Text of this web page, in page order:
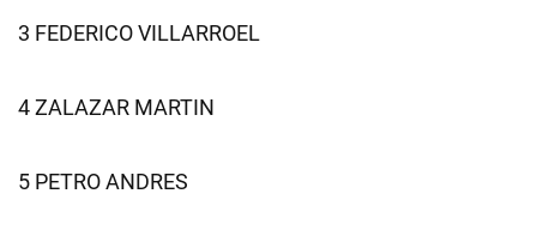
3 FEDERICO VILLARROEL
4 ZALAZAR MARTIN
5 PETRO ANDRES